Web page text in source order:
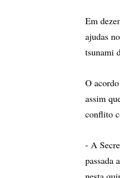
Em
ajudas
tsunami
O
assim
conflito
- A
passada